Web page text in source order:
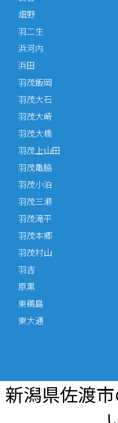
畑野
羽二生
浜河内
浜田
羽茂飯岡
羽茂大石
羽茂大崎
羽茂大橋
羽茂上山田
羽茂亀脇
羽茂小泊
羽茂三瀬
羽茂滝平
羽茂本郷
羽茂村山
羽吉
原黒
東鵜島
東大通
新潟県佐渡